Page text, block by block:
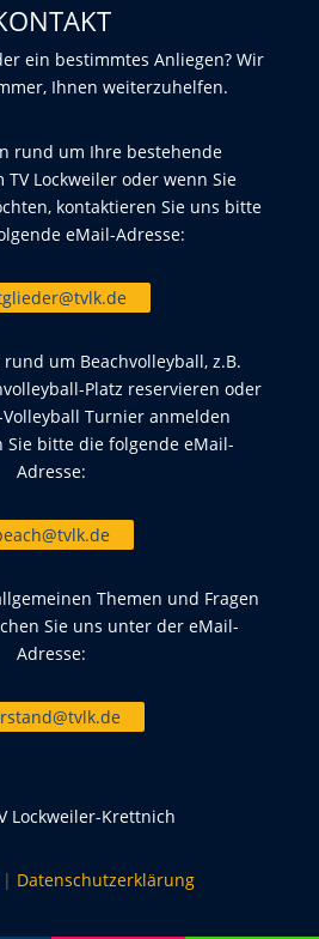
ein bestimmtes Anliegen? Wir
Ihnen weiterzuhelfen.
rund um Ihre bestehende
Lockweiler oder wenn Sie
kontaktieren Sie uns bitte
eMail-Adresse:
um Beachvolleyball, z.B.
Platz reservieren oder
Turnier anmelden
Sie bitte die folgende eMail-
Adresse:
Themen und Fragen
Sie uns unter der eMail-
Adresse:
Lockweiler-Krettnich
| Datenschutzerklärung